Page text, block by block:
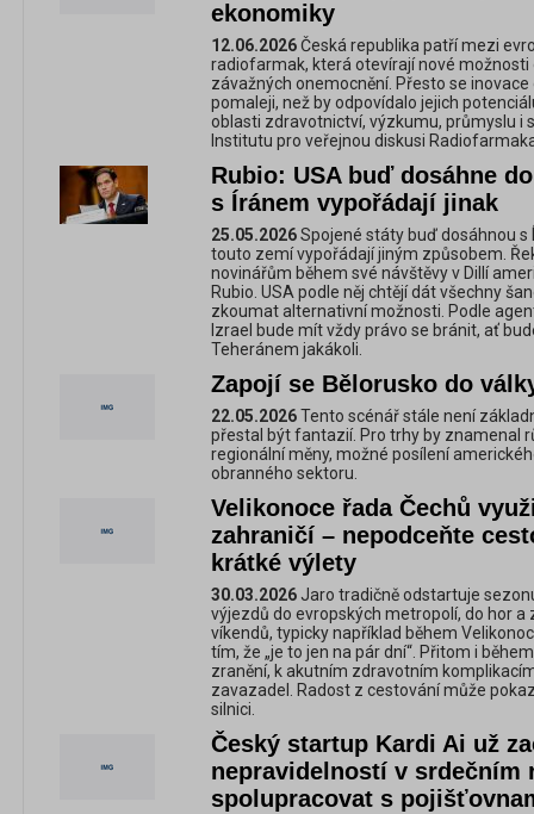
ekonomiky
12.06.2026Česká republika patří mezi
radiofarmak, která otevírají nové možnosti
závažných onemocnění. Přesto se
pomaleji, než by odpovídalo jejich
oblasti zdravotnictví, výzkumu, průmyslu i
Institutu pro veřejnou diskusi
Rubio: USA buď dosáhne
s Íránem vypořádají jinak
25.05.2026Spojené státy buď dosáhnou s
touto zemí vypořádají jiným způsobem.
novinářům během své návštěvy v Dillí
Rubio. USA podle něj chtějí dát všechny
zkoumat alternativní možnosti. Podle
Izrael bude mít vždy právo se bránit, ať
Teheránem jakákoli.
Zapojí se Bělorusko do
22.05.2026Tento scénář stále není
přestal být fantazií. Pro trhy by znamenal
regionální měny, možné posílení
obranného sektoru.
Velikonoce řada Čechů
zahraničí – nepodceňte
krátké výlety
30.03.2026Jaro tradičně odstartuje
výjezdů do evropských metropolí, do hor a
víkendů, typicky například během
tím, že „je to jen na pár dní“. Přitom i
zranění, k akutním zdravotním
zavazadel. Radost z cestování může
silnici.
Český startup Kardi Ai už
nepravidelností v srdečním
spolupracovat s